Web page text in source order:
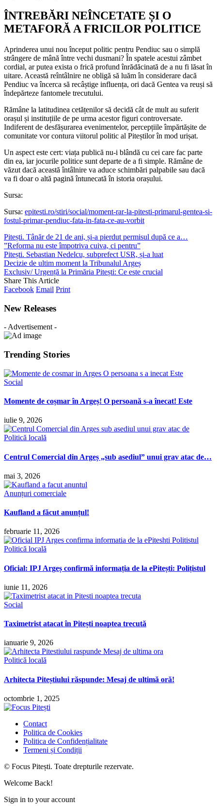
ÎNTREBĂRI NEÎNCETATE ȘI O
METAFORĂ A FRICILOR POLITICE
Aprinderea unui nou început politic pentru Pendiuc sau o simplă
strângere de mână între vechi dusmani? În spatele acestui zâmbet
cordial, ar putea exista o frică profund înrădăcinată de a nu fi lăsat în
uitare. Această reîntâlnire ne obligă să luăm în considerare dacă
Pendiuc va încerca să recâștige influența, ori dacă Gentea va reuși să
îndepărteze fantomele trecutului.
Rămâne la latitudinea cetățenilor să decidă cât de mult au suferit
orașul și instituțiile de pe urma acestor figuri controversate.
Indiferent de desfășurarea evenimentelor, percepțiile împărtășite de
comunitate vor contura viitorul politic al Piteștilor în mod urișat.
Un aspect este cert: viața publică nu-i blândă cu cei care fac parte
din ea, iar jocurile politice sunt departe de a fi simple. Rămâne de
văzut dacă această întâlnire va aduce schimbări palpabile sau dacă
va fi doar o altă pagină întunecată în istoria orașului.
Sursa:
Sursa: epitesti.ro/stiri/social/moment-rar-la-pitesti-primarul-gentea-si-
fostul-primar-pendiuc-fata-in-fata-ce-au-vorbit
Pitești. Tânăr de 21 de ani, și-a pierdut permisul după ce a…
”Reforma nu este împotriva cuiva, ci pentru”
Pitești. Sebastian Nedelcu, subprefect USR, și-a luat
Decizie de ultim moment la Tribunalul Argeș
Exclusiv/ Urgență la Primăria Pitești: Ce este crucial
Share This Article
Facebook Email Print
New Releases
- Advertisement -
Trending Stories
Social
Momente de coșmar în Argeș! O persoană s-a înecat! Este
iulie 9, 2026
Politică locală
Centrul Comercial din Argeș „sub asediul” unui grav atac de…
mai 3, 2026
Anunțuri comerciale
Kaufland a făcut anunțul!
februarie 11, 2026
Politică locală
Oficial: IPJ Argeș confirmă informația de la ePitești: Polițistul
iunie 11, 2026
Social
Taximetrist atacat în Pitești noaptea trecută
ianuarie 9, 2026
Politică locală
Arhitecta Piteștiului răspunde: Mesaj de ultimă oră!
octombrie 1, 2025
Contact
Politica de Cookies
Politica de Confidențialitate
Termeni și Condiții
© Focus Pitești. Toate drepturile rezervate.
Welcome Back!
Sign in to your account